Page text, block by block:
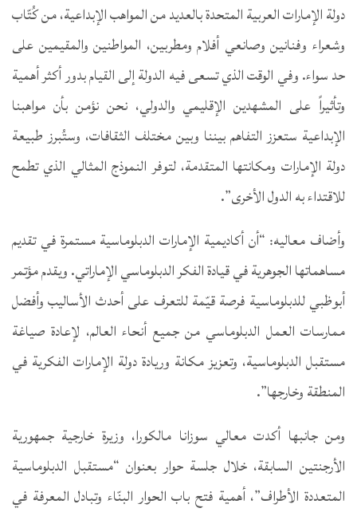
دولة الإمارات العربية المتحدة بالعديد من المواهب الإبداعية، من كُتّاب
وشعراء وفنانين وصانعي أفلام ومطربين، المواطنين والمقيمين على
حد سواء. وفي الوقت الذي تسعى فيه الدولة إلى القيام بدور أكثر أهمية
وتأثيراً على المشهدين الإقليمي والدولي، نحن نؤمن بأن مواهبنا
الإبداعية ستعزز التفاهم بيننا وبين مختلف الثقافات، وستُبرز طبيعة
دولة الإمارات ومكانتها المتقدمة، لتوفر النموذج المثالي الذي تطمح
للاقتداء به الدول الأخرى”.
وأضاف معاليه: “أن أكاديمية الإمارات الدبلوماسية مستمرة في تقديم
مساهماتها الجوهرية في قيادة الفكر الدبلوماسي الإماراتي. ويقدم مؤتمر
أبوظبي للدبلوماسية فرصة قيّمة للتعرف على أحدث الأساليب وأفضل
ممارسات العمل الدبلوماسي من جميع أنحاء العالم، لإعادة صياغة
مستقبل الدبلوماسية، وتعزيز مكانة وريادة دولة الإمارات الفكرية في
المنطقة وخارجها”.
ومن جانبها أكدت معالي سوزانا مالكورا، وزيرة خارجية جمهورية
الأرجنتين السابقة، خلال جلسة حوار بعنوان “مستقبل الدبلوماسية
المتعددة الأطراف”، أهمية فتح باب الحوار البنّاء وتبادل المعرفة في